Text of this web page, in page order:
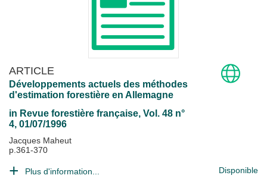
ARTICLE
Développements actuels des méthodes
d'estimation forestière en Allemagne
in Revue forestière française, Vol. 48 n°
4, 01/07/1996
Jacques Maheut
p.361-370
Plus d'information... Disponible